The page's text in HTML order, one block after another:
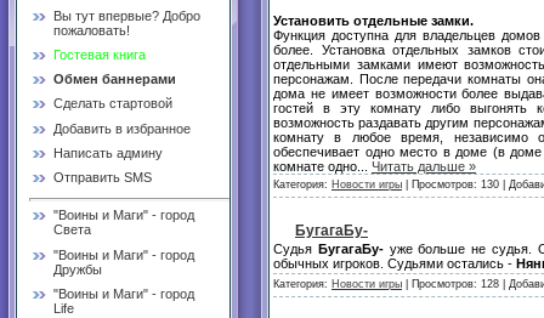
Вы тут впервые? Добро
пожаловать!
Гостевая книга
Обмен баннерами
Сделать стартовой
Добавить в избранное
Написать админу
Отправить SMS
"Воины и Маги" - город
Света
"Воины и Маги" - город
Дружбы
"Воины и Маги" - город
Life
Установить отдельные замки.
Функция доступна для владельцев
более. Установка отдельных замков
отдельными замками имеют
персонажам. После передачи комнаты
дома не имеет возможности более
гостей в эту комнату либо выгонять
возможность раздавать другим
комнату в любое время, независимо
обеспечивает одно место в доме (в
комнате одно
Читать дальше »
Категория: Новости игры | Просмотров: 130 |
БугагаБу-
Судья БугагаБу- уже больше не судья.
обычных игроков. Судьями остались -
Категория: Новости игры | Просмотров: 128 |